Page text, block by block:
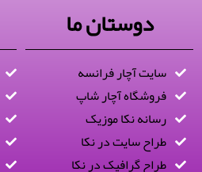
دوستان ما
سایت آچار فرانسه
فروشگاه آچار شاپ
رسانه نکا موزیک
طراح سایت در نکا
طراح گرافیک در نکا